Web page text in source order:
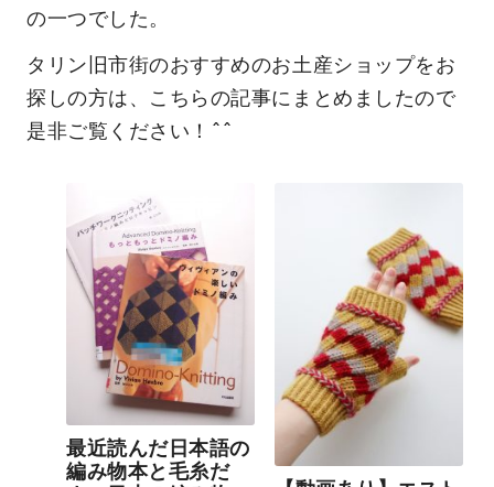
の一つでした。
タリン旧市街のおすすめのお土産ショップをお
探しの方は、 こちらの記事にまとめましたので
是非ご覧ください！^^
最近読んだ日本語の
編み物本と毛糸だ